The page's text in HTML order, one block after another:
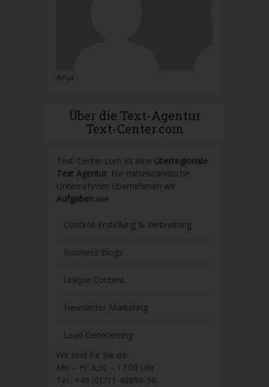
Anja
Über die Text-Agentur
Text-Center.com
Text-Center.com ist eine überregionale
Text Agentur. Für mittelständische
Unternehmen übernehmen wir
Aufgaben wie
Content-Erstellung & Verbreitung
Business Blogs
Unique Content
Newsletter Marketing
Lead Generierung
Wir sind für Sie da:
Mo – Fr. 8:30 – 17.00 Uhr
Tel.: +49 (0)711-48890-50